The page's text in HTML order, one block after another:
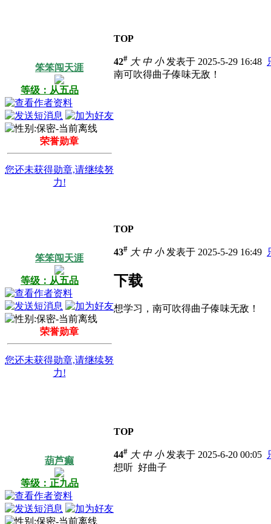
TOP
笨笨闯天涯
等级：从五品
荣誉勋章
您还未获得勋章,请继续努
力!
42# 大 中 小发表于 2025-5-29 16:48
南可吹得曲子傣味无敌！
TOP
笨笨闯天涯
等级：从五品
荣誉勋章
您还未获得勋章,请继续努
力!
43# 大 中 小发表于 2025-5-29 16:49
下载
想学习，南可吹得曲子傣味无敌！
TOP
葫芦癫
等级：正九品
44# 大 中 小发表于 2025-6-20 00:05
想听 好曲子